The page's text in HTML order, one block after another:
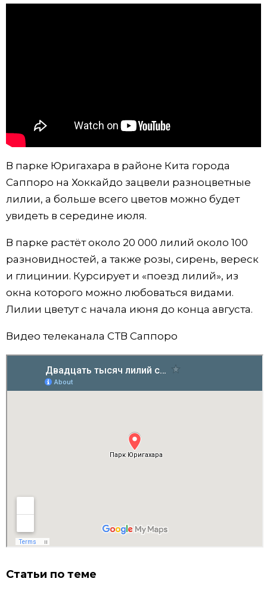
Технологии
Токио
От редакции
В парке Юригахара в районе Кита города
Саппоро на Хоккайдо зацвели разноцветные
лилии, а больше всего цветов можно будет
увидеть в середине июля.
В парке растёт около 20 000 лилий около 100
разновидностей, а также розы, сирень, вереск
и глицинии. Курсирует и «поезд лилий», из
окна которого можно любоваться видами.
Лилии цветут с начала июня до конца августа.
Видео телеканала СТВ Саппоро
Статьи по теме